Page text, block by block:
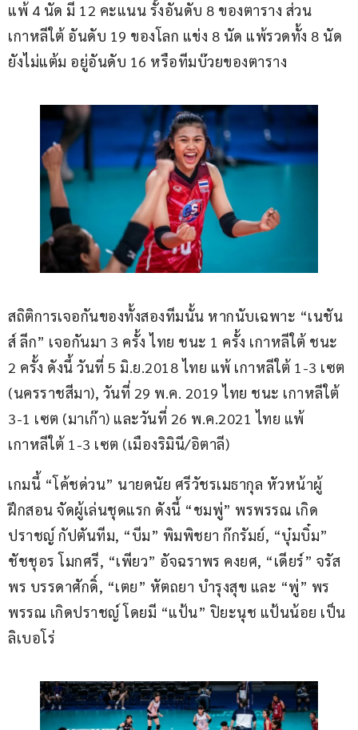
แพ้ 4 นัด มี 12 คะแนน รั้งอันดับ 8 ของตาราง ส่วน
เกาหลีใต้ อันดับ 19 ของโลก แข่ง 8 นัด แพ้รวดทั้ง 8 นัด
ยังไม่แต้ม อยู่อันดับ 16 หรือทีมบ๊วยของตาราง
สถิติการเจอกันของทั้งสองทีมนั้น หากนับเฉพาะ “เนชัน
ส์ ลีก” เจอกันมา 3 ครั้ง ไทย ชนะ 1 ครั้ง เกาหลีใต้ ชนะ
2 ครั้ง ดังนี้ วันที่ 5 มิ.ย.2018 ไทย แพ้ เกาหลีใต้ 1-3 เซต
(นครราชสีมา), วันที่ 29 พ.ค. 2019 ไทย ชนะ เกาหลีใต้
3-1 เซต (มาเก๊า) และวันที่ 26 พ.ค.2021 ไทย แพ้
เกาหลีใต้ 1-3 เซต (เมืองริมินี/อิตาลี)
เกมนี้ “โค้ชด่วน” นายดนัย ศรีวัชรเมธากุล หัวหน้าผู้
ฝึกสอน จัดผู้เล่นชุดแรก ดังนี้ “ชมพู่” พรพรรณ เกิด
ปราชญ์ กัปตันทีม, “บีม” พิมพิชยา ก๊กรัมย์, “บุ๋มบิ๋ม”
ชัชชุอร โมกศรี, “เพียว” อัจฉราพร คงยศ, “เดียร์” จรัส
พร บรรดาศักดิ์, “เตย” หัตถยา บำรุงสุข และ “พู่” พร
พรรณ เกิดปราชญ์ โดยมี “แป้น” ปิยะนุช แป้นน้อย เป็น
ลิเบอโร่